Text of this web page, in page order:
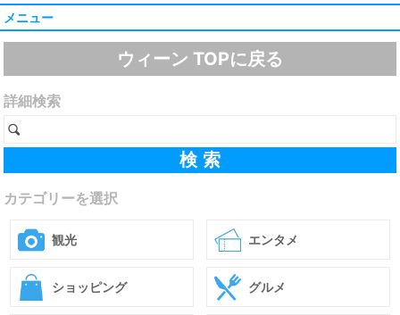
メニュー
ウィーン TOPに戻る
詳細検索
カテゴリーを選択
観光 エンタメ
ショッピング グルメ